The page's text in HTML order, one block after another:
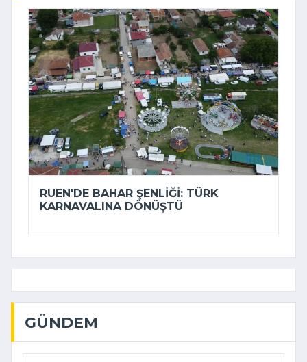
RUEN'DE BAHAR ŞENLIĞI: TÜRK
KARNAVALINA DÖNÜŞTÜ
GÜNDEM